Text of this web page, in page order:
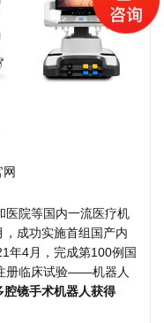
医院等国内一流医疗机
成功实施首组国产内
年4月，完成第100例国
册临床试验——机器人
镜手术机器人获得